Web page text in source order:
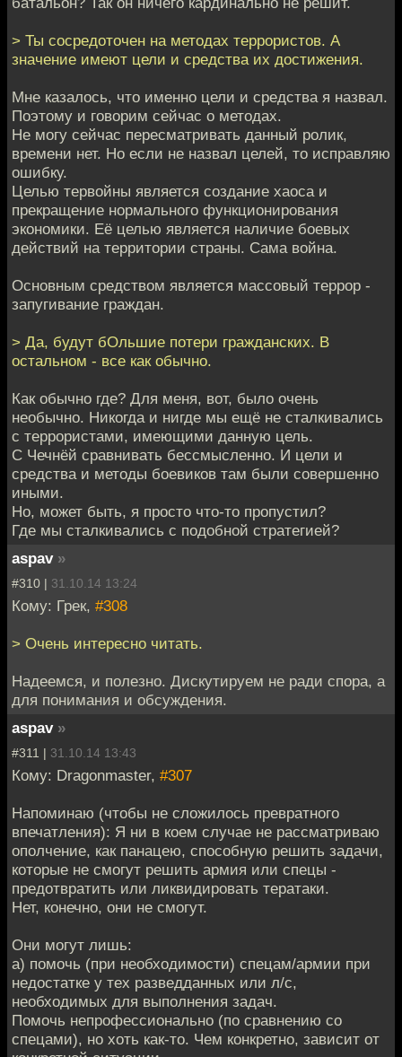
> Ты сосредоточен на методах террористов. А
значение имеют цели и средства их достижения.
Мне казалось, что именно цели и средства я назвал.
Поэтому и говорим сейчас о методах.
Не могу сейчас пересматривать данный ролик,
времени нет. Но если не назвал целей, то исправляю
ошибку.
Целью тервойны является создание хаоса и
прекращение нормального функционирования
экономики. Её целью является наличие боевых
действий на территории страны. Сама война.
Основным средством является массовый террор -
запугивание граждан.
> Да, будут бОльшие потери гражданских. В
остальном - все как обычно.
Как обычно где? Для меня, вот, было очень
необычно. Никогда и нигде мы ещё не сталкивались
с террористами, имеющими данную цель.
С Чечнёй сравнивать бессмысленно. И цели и
средства и методы боевиков там были совершенно
иными.
Но, может быть, я просто что-то пропустил?
Где мы сталкивались с подобной стратегией?
aspav »
#310 | 31.10.14 13:24
Кому: Грек, #308
> Очень интересно читать.
Надеемся, и полезно. Дискутируем не ради спора, а
для понимания и обсуждения.
aspav »
#311 | 31.10.14 13:43
Кому: Dragonmaster, #307
Напоминаю (чтобы не сложилось превратного
впечатления): Я ни в коем случае не рассматриваю
ополчение, как панацею, способную решить задачи,
которые не смогут решить армия или спецы -
предотвратить или ликвидировать тератаки.
Нет, конечно, они не смогут.
Они могут лишь:
а) помочь (при необходимости) спецам/армии при
недостатке у тех разведданных или л/с,
необходимых для выполнения задач.
Помочь непрофессионально (по сравнению со
спецами), но хоть как-то. Чем конкретно, зависит от